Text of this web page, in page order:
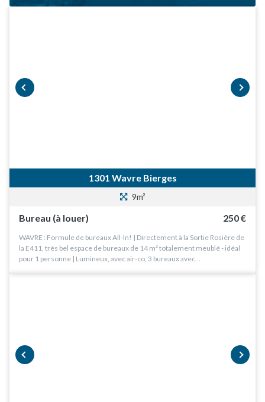
1301 Wavre Bierges
9m²
Bureau (à louer) 250 €
WAVRE : Formule de bureaux All-In! | Directement à la Sortie Rosière de
la E411, très bel espace de bureaux de 14 m² totalement meublé - idéal
pour 1 personne | Lumineux, avec air-co, 3 bureaux avec…